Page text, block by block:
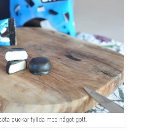
puckar fyllda med något gott.